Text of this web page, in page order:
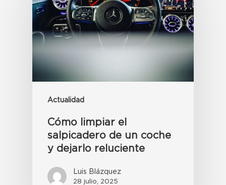
Actualidad
Cómo limpiar el
salpicadero de un coche
y dejarlo reluciente
Luis Blázquez
28 julio, 2025